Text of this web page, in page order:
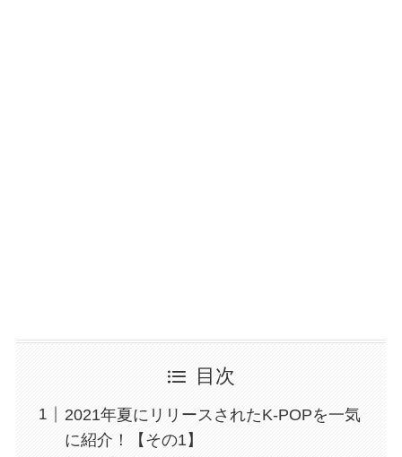
目次
2021年夏にリリースされたK-POPを一気
に紹介！【その1】